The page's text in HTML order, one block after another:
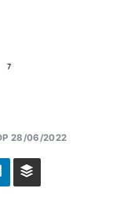
28/06/2022